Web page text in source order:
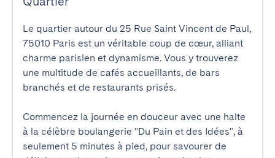
Le quartier autour du 25 Rue Saint Vincent de Paul,
75010 Paris est un véritable coup de cœur, alliant
charme parisien et dynamisme. Vous y trouverez
une multitude de cafés accueillants, de bars
branchés et de restaurants prisés.
Commencez la journée en douceur avec une halte
à la célèbre boulangerie "Du Pain et des Idées", à
seulement 5 minutes à pied, pour savourer de